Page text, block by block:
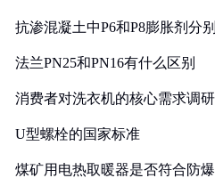
抗渗混凝土中P6和P8膨胀剂分
法兰PN25和PN16有什么区别
消费者对洗衣机的核心需求调
U型螺栓的国家标准
煤矿用电热取暖器是否符合防